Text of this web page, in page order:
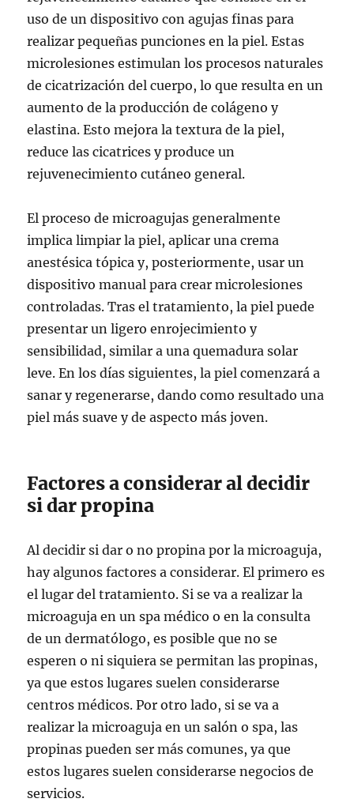
uso de un dispositivo con agujas finas para
realizar pequeñas punciones en la piel. Estas
microlesiones estimulan los procesos naturales
de cicatrización del cuerpo, lo que resulta en un
aumento de la producción de colágeno y
elastina. Esto mejora la textura de la piel,
reduce las cicatrices y produce un
rejuvenecimiento cutáneo general.
El proceso de microagujas generalmente
implica limpiar la piel, aplicar una crema
anestésica tópica y, posteriormente, usar un
dispositivo manual para crear microlesiones
controladas. Tras el tratamiento, la piel puede
presentar un ligero enrojecimiento y
sensibilidad, similar a una quemadura solar
leve. En los días siguientes, la piel comenzará a
sanar y regenerarse, dando como resultado una
piel más suave y de aspecto más joven.
Factores a considerar al decidir
si dar propina
Al decidir si dar o no propina por la microaguja,
hay algunos factores a considerar. El primero es
el lugar del tratamiento. Si se va a realizar la
microaguja en un spa médico o en la consulta
de un dermatólogo, es posible que no se
esperen o ni siquiera se permitan las propinas,
ya que estos lugares suelen considerarse
centros médicos. Por otro lado, si se va a
realizar la microaguja en un salón o spa, las
propinas pueden ser más comunes, ya que
estos lugares suelen considerarse negocios de
servicios.